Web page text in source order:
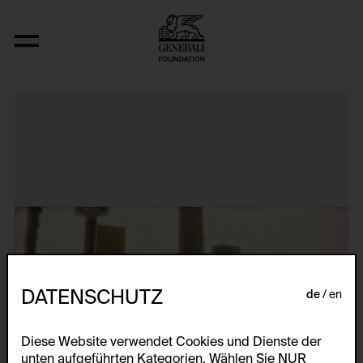
Secrets from the Street: No Disclosure
DATENSCHUTZ de en
Diese Website verwendet Cookies und Dienste der
unten aufgeführten Kategorien. Wählen Sie NUR